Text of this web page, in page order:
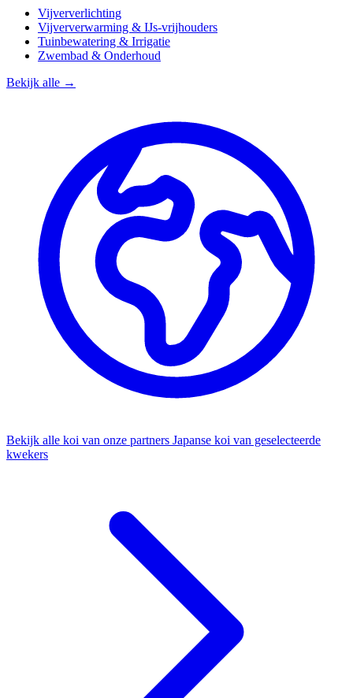
Vijververlichting
Vijververwarming & IJs-vrijhouders
Tuinbewatering & Irrigatie
Zwembad & Onderhoud
Bekijk alle →
Bekijk alle koi van onze partners Japanse koi van geselecteerde
kwekers